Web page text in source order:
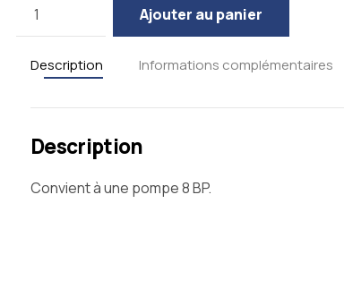
Ajouter au panier
Description Informations complémentaires
Description
Convient à une pompe 8 BP.